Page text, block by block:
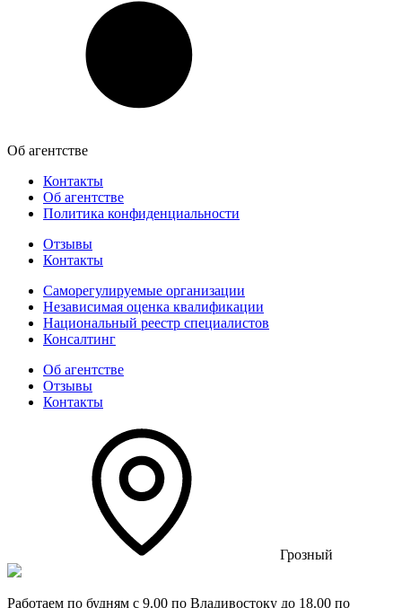
Об агентстве
Контакты
Об агентстве
Политика конфиденциальности
Отзывы
Контакты
Саморегулируемые организации
Независимая оценка квалификации
Национальный реестр специалистов
Консалтинг
Об агентстве
Отзывы
Контакты
Грозный
Работаем по будням с 9.00 по Владивостоку до 18.00 по